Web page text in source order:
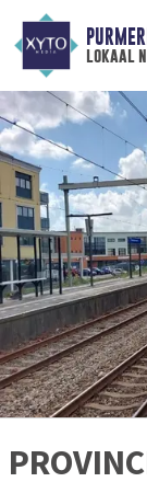
lokaal